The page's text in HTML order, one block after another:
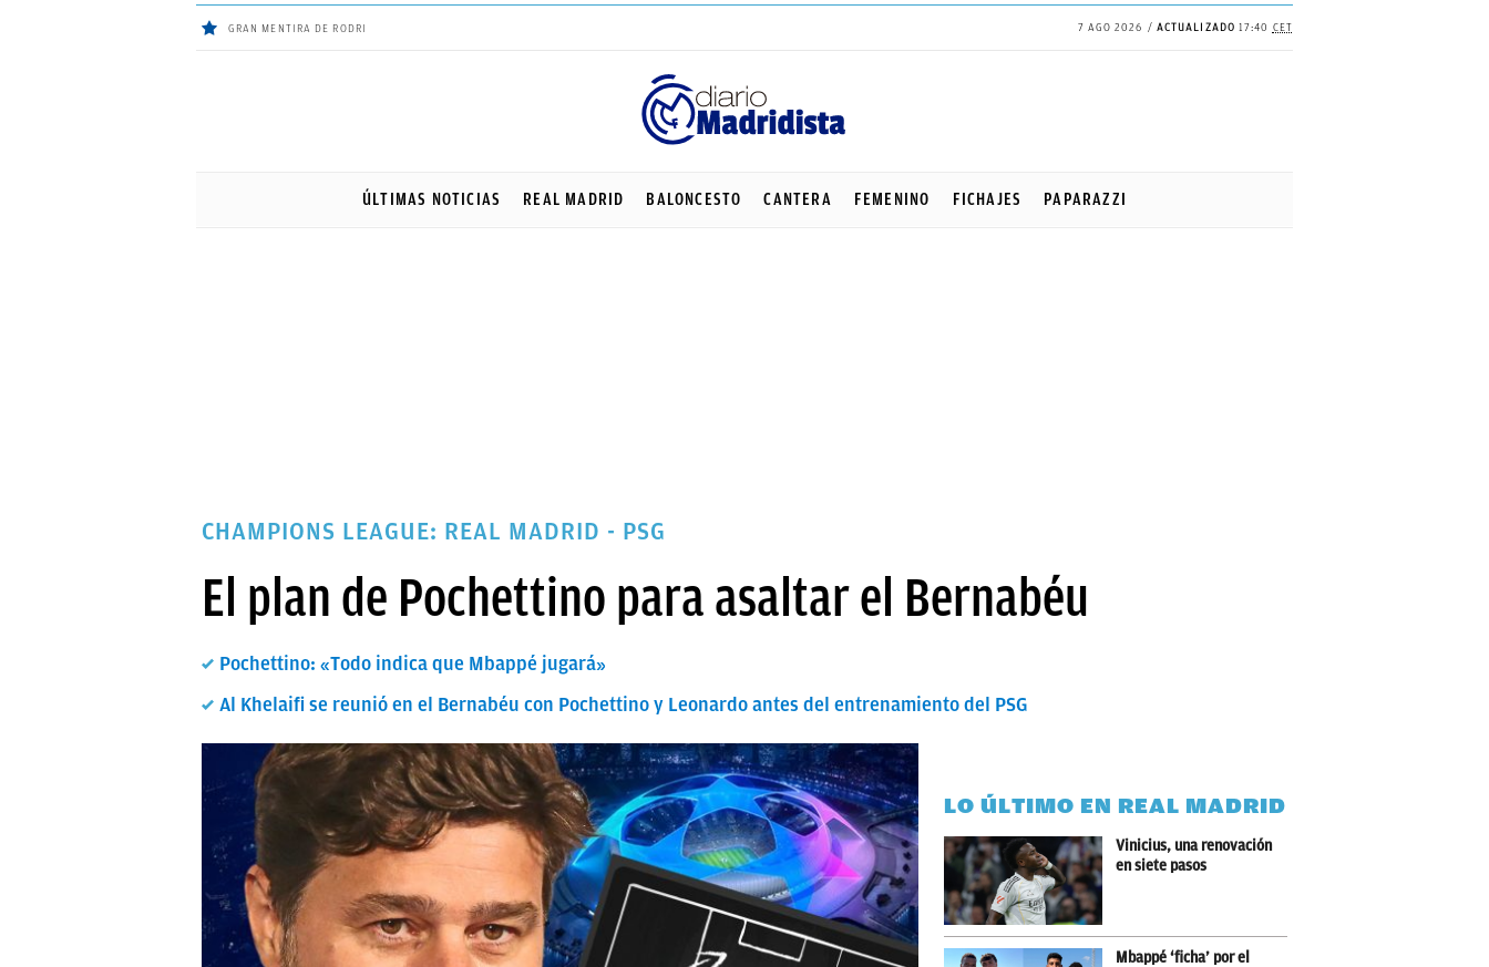
GRAN MENTIRA DE RODRI 7 AGO 2026 ACTUALIZADO 17:40 CET
ÚLTIMAS NOTICIAS REAL MADRID BALONCESTO CANTERA FEMENINO FICHAJES PAPARAZZI
CHAMPIONS LEAGUE: REAL MADRID - PSG
El plan de Pochettino para asaltar el Bernabéu
Pochettino: «Todo indica que Mbappé jugará»
Al Khelaifi se reunió en el Bernabéu con Pochettino y Leonardo antes del entrenamiento del PSG
LO ÚLTIMO EN REAL MADRID
Vinicius, una renovación
en siete pasos
Mbappé ‘ficha’ por el